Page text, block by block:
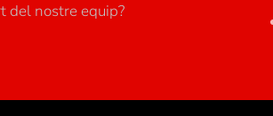
del nostre equip?